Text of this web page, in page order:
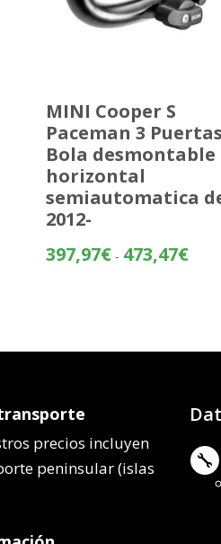
MINI Cooper S
Paceman 3
Bola desmontable
horizontal
semiautomatica
2012-
397,97€ - 473,47€
hasta
precios incluyen
peninsular (islas
